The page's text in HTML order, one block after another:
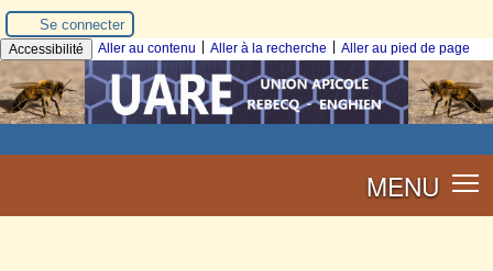
Se connecter
Accessibilité Aller au contenu Aller à la recherche Aller au pied de page
MENU